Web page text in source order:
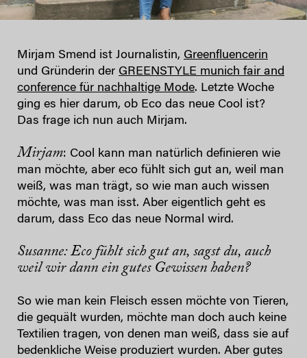
Mirjam Smend ist Journalistin, Greenfluencerin
und Gründerin der GREENSTYLE munich fair and
conference für nachhaltige Mode. Letzte Woche
ging es hier darum, ob Eco das neue Cool ist?
Das frage ich nun auch Mirjam.
Mirjam: Cool kann man natürlich definieren wie
man möchte, aber eco fühlt sich gut an, weil man
weiß, was man trägt, so wie man auch wissen
möchte, was man isst. Aber eigentlich geht es
darum, dass Eco das neue Normal wird.
Susanne: Eco fühlt sich gut an, sagst du, auch
weil wir dann ein gutes Gewissen haben?
So wie man kein Fleisch essen möchte von Tieren,
die gequält wurden, möchte man doch auch keine
Textilien tragen, von denen man weiß, dass sie auf
bedenkliche Weise produziert wurden. Aber gutes